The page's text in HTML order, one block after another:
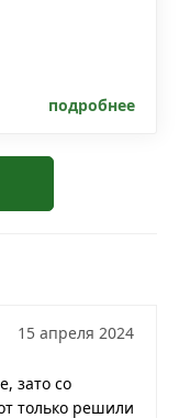
подробнее
15 апреля 2024
зато со
только решили